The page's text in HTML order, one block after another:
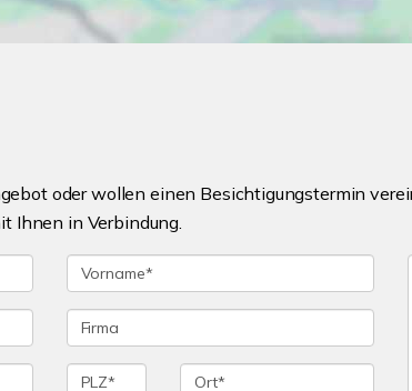
oder wollen einen Besichtigungstermin
Ihnen in Verbindung.